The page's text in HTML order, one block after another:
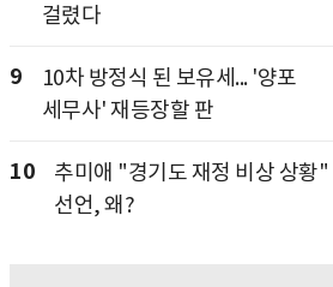
걸렸다
9
10차 방정식 된 보유세... '양포
세무사' 재등장할 판
10
추미애 "경기도 재정 비상 상황"
선언, 왜?